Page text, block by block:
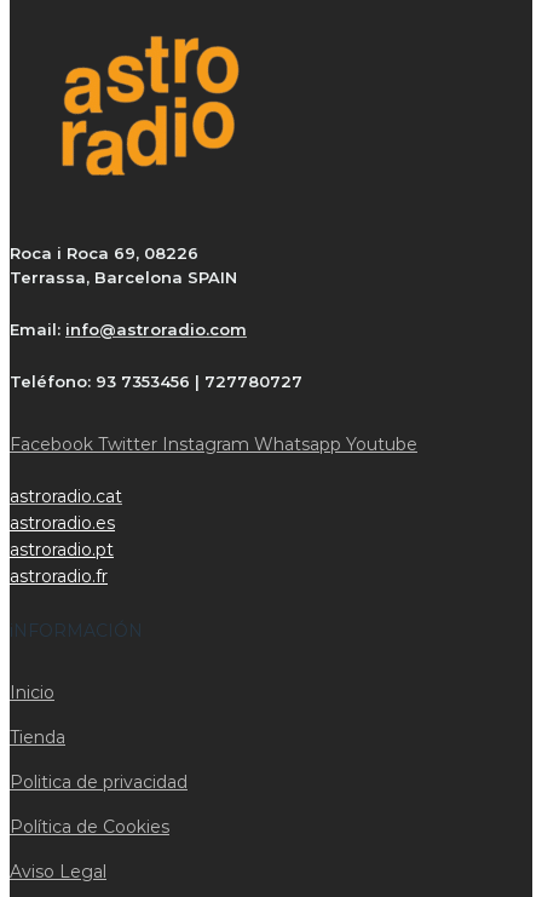
Roca i Roca 69, 08226
Terrassa, Barcelona SPAIN
Email: info@astroradio.com
Teléfono: 93 7353456 | 727780727
Facebook Twitter Instagram Whatsapp Youtube
astroradio.cat
astroradio.es
astroradio.pt
astroradio.fr
iNFORMACIÓN
Inicio
Tienda
Politica de privacidad
Política de Cookies
Aviso Legal